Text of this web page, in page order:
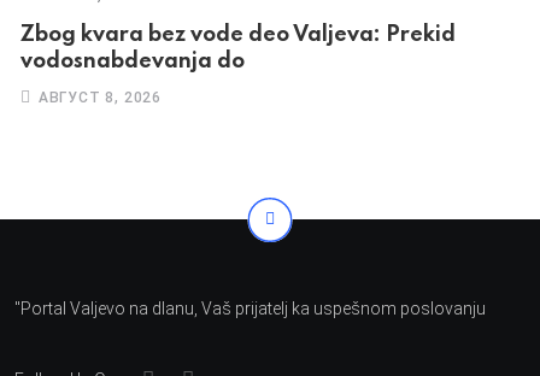
Zbog kvara bez vode deo Valjeva: Prekid
vodosnabdevanja do
АВГУСТ 8, 2026
"Portal Valjevo na dlanu, Vaš prijatelj ka uspešnom poslovanju